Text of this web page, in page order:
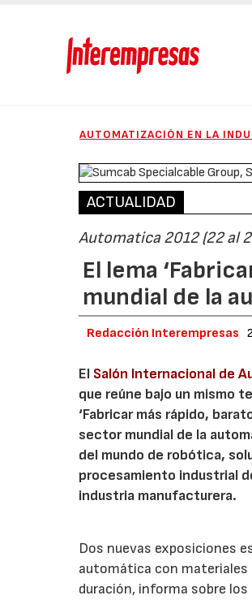
AUTOMATIZACIÓN EN LA
ACTUALIDAD
Automatica 2012 (22 al
El lema
mundial de la
Redacción Interempresas
El Salón Internacional de
que reúne bajo un mismo
‘Fabricar más rápido,
sector mundial de la
del mundo de robótica,
procesamiento industrial
industria manufacturera.
Dos nuevas exposiciones
automática con materiales
duración, informa sobre